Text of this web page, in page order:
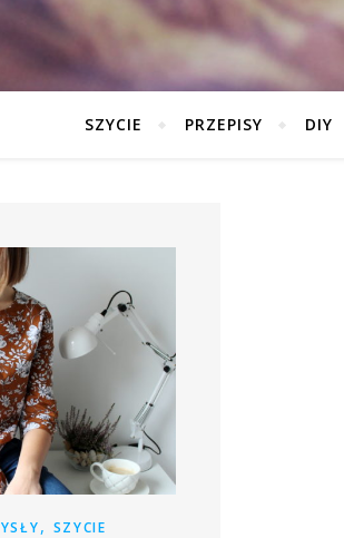
SZYCIE PRZEPISY DIY
, SZYCIE